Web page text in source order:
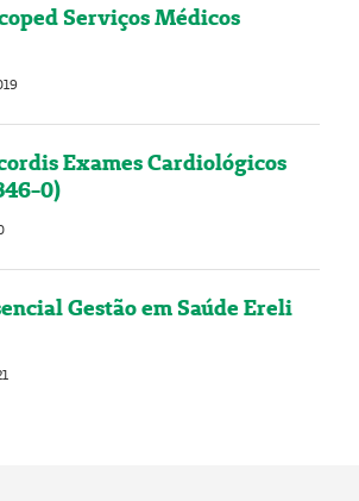
Serviços Médicos
Exames Cardiológicos
0)
Gestão em Saúde Ereli